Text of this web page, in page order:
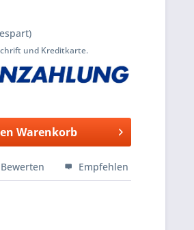
und Kreditkarte.
Warenkorb
Bewerten Empfehlen